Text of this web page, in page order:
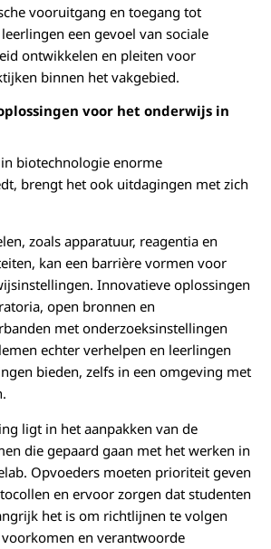
vooruitgang en toegang tot
een gevoel van sociale
ontwikkelen en pleiten voor
binnen het vakgebied.
voor het onderwijs in
biotechnologie enorme
brengt het ook uitdagingen met zich
zoals apparatuur, reagentia en
kan een barrière vormen voor
Innovatieve oplossingen
open bronnen en
met onderzoeksinstellingen
echter verhelpen en leerlingen
bieden, zelfs in een omgeving met
ligt in het aanpakken van de
die gepaard gaan met het werken in
Opvoeders moeten prioriteit geven
en ervoor zorgen dat studenten
het is om richtlijnen te volgen
en verantwoorde